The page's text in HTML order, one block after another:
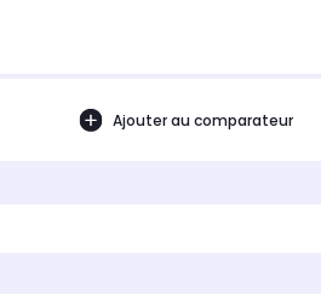
Ajouter au comparateur